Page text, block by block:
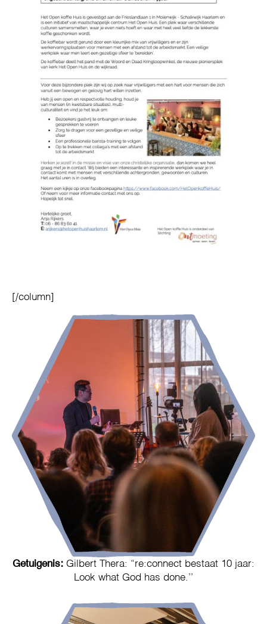
[/column]
Getuigenis: Gilbert Thera: “re:connect bestaat 10 jaar:
Look what God has done.’’